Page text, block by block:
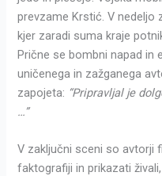
prevzame Krstić. V nedeljo
kjer zaradi suma kraje
Prične se bombni napad in
uničenega in zažganega
zapojeta: “Pripravljal je
…”
V zaključni sceni so avtorji
faktografiji in prikazati